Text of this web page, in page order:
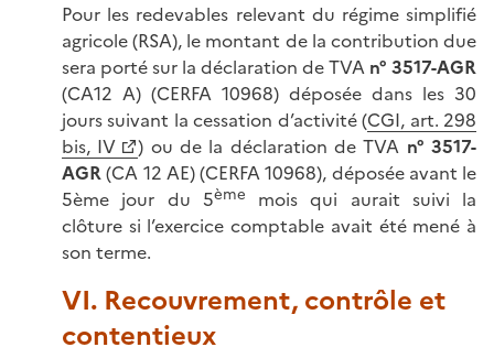
Pour les redevables relevant du régime simplifié
agricole (RSA), le montant de la contribution due
sera porté sur la déclaration de TVA n° 3517-AGR
(CA12 A) (CERFA 10968) déposée dans les 30
jours suivant la cessation d’activité (CGI, art. 298
bis, IV
) ou de la déclaration de TVA n° 3517-
AGR(CA 12 AE) (CERFA 10968), déposée avant le
5ème jour du 5ème
mois qui aurait suivi la
clôture si l’exercice comptable avait été mené à
son terme.
VI. Recouvrement, contrôle et
contentieux